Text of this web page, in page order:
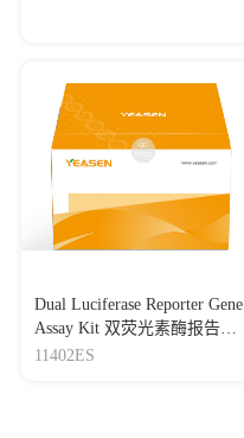
Dual Luciferase Reporter Gene
Assay Kit 双荧光素酶报告基
因检测试剂盒
11402ES